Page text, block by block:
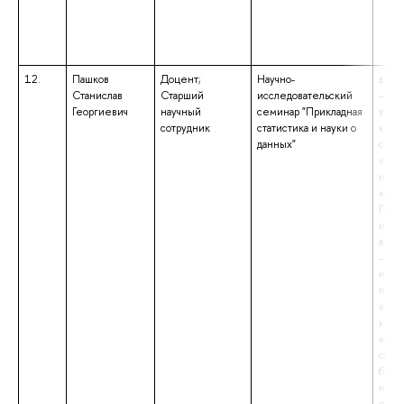
12.
Пашков
Станислав
Георгиевич
Доцент;
Старший
научный
сотрудник
Научно-
исследовательский
семинар "Прикладная
статистика и науки о
данных"
–
–